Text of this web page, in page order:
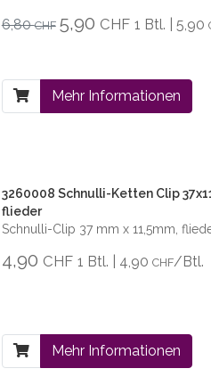
6,80CHF 5,90 CHF 1 Btl. | 5,90
Mehr Informationen
3260008 Schnulli-Ketten Clip
flieder
Schnulli-Clip 37 mm x 11,5mm,
4,90 CHF 1 Btl. | 4,90 CHF/Btl.
Mehr Informationen